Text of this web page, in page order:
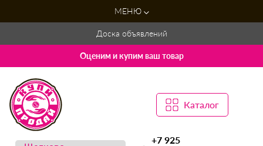
МЕНЮ
Доска объявлений
Оценим и купим ваш товар
Каталог
+7 925